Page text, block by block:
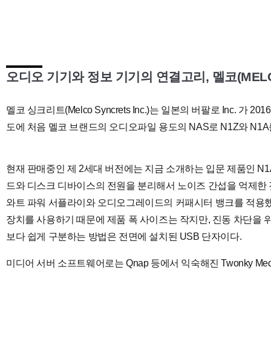
오디오 기기와 정보 기기의 연결고리, 멜코
멜코 싱크리트(Melco Syncrets Inc.)는 일본의 버팔로 Inc. 가
도에 처음 멜코 브랜드의 오디오파일 용도의 NAS로 N1Z와
현재 판매중인 제 2세대 버전에는 지금 소개하는 입문 제품인
드와 디스크 디바이스의 전원을 분리해서 노이즈 간섭을 억제
와트 파워 서플라이와 오디오그레이드의 커패시터 뱅크를 적
장치를 사용하기 때문에 제품 폭 사이즈는 작지만, 진동 차단을
보다 쉽게 구분하는 방법은 전면에 설치된 USB 단자이다.
미디어 서버 소프트웨어로는 Qnap 등에서 익숙해진 Twonky